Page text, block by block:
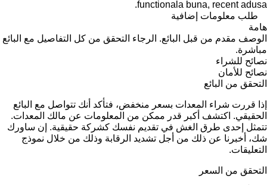
functionala buna, recent adusa.
طلب معلومات إضافية
هامة
الوصف مقدم من قبل البائع. الرجاء التحقق من كل التفاصيل مع البائع
مباشرة.
نصائح للشراء
نصائح للأمان
التحقق من البائع
إذا قررت شراء المعدات بسعر منخفض، فتأكد أنك تتواصل مع البائع
الحقيقي. اكتشف أكبر قدر ممكن من المعلومات عن مالك المعدات.
تتمثل إحدى طرق الغش في تقديم نفسك كشركة حقيقية. إن ساورك
شك، أخبرنا عن ذلك من أجل تشديد الرقابة وذلك من خلال نموذج
التعليقات.
التحقق من السعر